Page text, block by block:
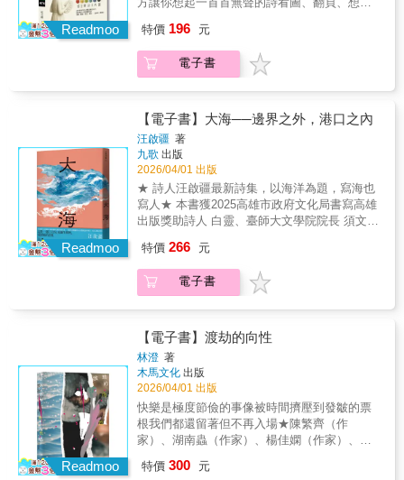
實生活的所遇所思所感，以散文化之筆，平實
地出入於血肉相連的己身以至他人的內心掙
是他獨特的跨行（以至跨段）和斷句（以及棄
用標點）方式，猶如自成風格的運鏡剪接，不
時出人意表，並在詩意上釋出更為豐富的詮釋
自我的多角度意義，從創作狀態切入，書寫狀
裡的自由與情緒是從何而來？將往何去？一次
理解伍佰創作的奧義。 本書特色 每個人心裡都
曾流過伍佰的詩歌── 保護你、安慰你、洗滌
時不時一個激盪就擾動神經， 文字浮上、聲音
流淌、畫面躍入&hellip;&hellip; 他的詩歌不曾
離散，沾過你經歷的生命， 一起在時間裡活
著。
個哲學家，敏於思考，巧妙地運用互文手法，
與西方藝術和電影對話，卻不落於窠臼。《盤
興時代重現，讀者像是進入了一場觀覽不完的
精緻名畫饗宴，後半則多方反映現實，批判國
際情勢，無論是關注反戰或香港民主等議題，
都能展現深沉的社會關懷。整本詩集的另外一
大特色，是每一首詩都收束在＃紅字標籤下的
一行詩句，不僅套用社群網路的符號，不少句
子回應全詩，也有時點出緣物起興之所在，讓
讀者回味無窮。《盤旋》是一部具有探索性和
實驗性的詩集。作者能以獨特的結構形式、精
彩的語言和深刻的思想，展現了當代詩人的多
元觀點，抒情唯美與社會關懷兼具，在同時代
詩風中另闢蹊徑，十分秀異。
Readmoo
的詩句與AI繪圖結合的實驗之作，賦予AI顏色
上的指令，配合詩句的意象，結合成為一幅幅
或超現實、或意識流的畫作。詩與畫在此處，
特價 196 元
電子書
Readmoo
【電子書】大海──邊界之外，港口之內
汪啟疆 著
九歌 出版
2026/04/01 出版
★ 詩人汪啟疆最新詩集，以海洋為題，寫海也
寫人★ 本書獲2025高雄市政府文化局書寫高雄
出版獎助詩人 白靈、臺師大文學院院長 須文蔚
敏勇、陳克華、陳黎、簡政珍、李進文 澎湃推
薦這是一部巨大的、充滿生與死、愛與痛的詩
集汪啟疆用生命馳騁在星圖與羅盤交織的無垠
與大海結下不解之緣。退役後筆耕不輟，便為
喜愛的海洋留下一部美好詩集。全書分六大部
分，蘊含滄海桑田的陸地情懷，與舊情難捨的
海洋各樣回憶、體認。「我和我們的大海」從
以四首長詩描繪海上的風光；在「某尾獨角鯨
生涯」訴說海的詭變及盼望；「靈魂和鹽屑時
間」試圖將浩瀚凝結在詩句中；而「回頭就凝
作了鹽柱」則是抒發內心世界，以及海陸之間
的人間憧憬；而「海橫在膝上對談」記載人、
特價 266 元
電子書
Readmoo
【電子書】渡劫的向性
林澄 著
木馬文化 出版
2026/04/01 出版
快樂是極度節儉的事像被時間擠壓到發皺的票
根我們都還留著但不再入場★陳繁齊（作
家）、湖南蟲（作家）、楊佳嫻（作家）、羅
活著，是為了滿足他人的期待；死後安放在棺
特價 300 元